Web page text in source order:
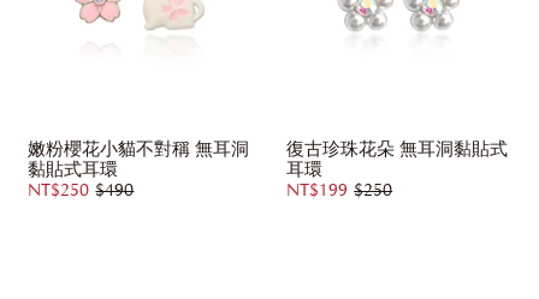
嫩粉櫻花小貓不對稱 無耳洞
黏貼式耳環
NT$250 $490
復古珍珠花朵 無耳洞黏貼式
耳環
NT$199 $250